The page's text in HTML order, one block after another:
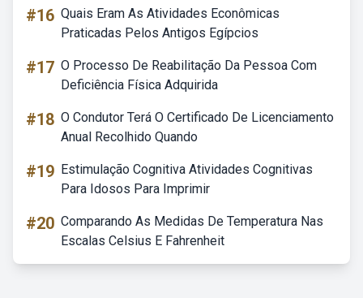
#16 Quais Eram As Atividades Econômicas
Praticadas Pelos Antigos Egípcios
#17 O Processo De Reabilitação Da Pessoa Com
Deficiência Física Adquirida
#18 O Condutor Terá O Certificado De Licenciamento
Anual Recolhido Quando
#19 Estimulação Cognitiva Atividades Cognitivas
Para Idosos Para Imprimir
#20 Comparando As Medidas De Temperatura Nas
Escalas Celsius E Fahrenheit